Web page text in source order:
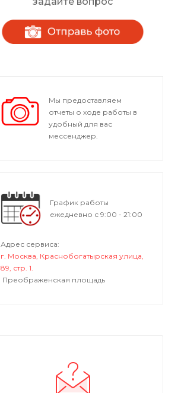
Мы предоставляем
отчеты о ходе работы в
удобный для вас
мессенджер.
График работы
ежедневно с 9:00 - 21:00
Адрес сервиса:
г. Москва, Краснобогатырская улица,
89, стр. 1.
Преображенская площадь